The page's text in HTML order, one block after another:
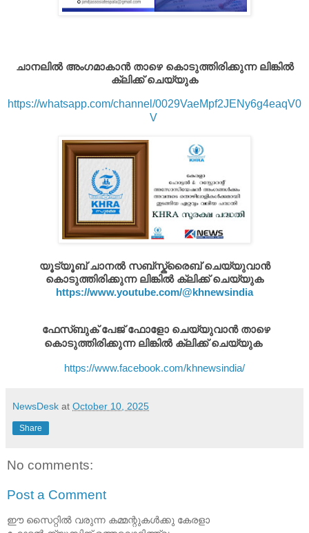
ചാനലിൽ അംഗമാകാൻ താഴെ കൊടുത്തിരിക്കുന്ന ലിങ്കിൽ
ക്ലിക്ക് ചെയ്യുക
https://whatsapp.com/channel/0029VaeMpf2JENy6g4eaqV0
V
യൂട്യൂബ് ചാനൽ സബ്സ്ക്രൈബ് ചെയ്യുവാൻ
കൊടുത്തിരിക്കുന്ന ലിങ്കിൽ ക്ലിക്ക് ചെയ്യുക
https://www.youtube.com/@khnewsindia
ഫേസ്ബുക് പേജ് ഫോളോ ചെയ്യുവാൻ താഴെ
കൊടുത്തിരിക്കുന്ന ലിങ്കിൽ ക്ലിക്ക് ചെയ്യുക
https://www.facebook.com/khnewsindia/
NewsDesk at October 10, 2025
Share
No comments:
Post a Comment
ഈ സൈറ്റിൽ വരുന്ന കമ്മന്റുകൾക്കു കേരളാ